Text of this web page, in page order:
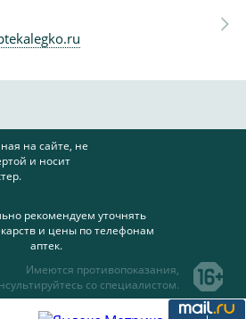
на сайте, не
и носит
рекомендуем уточнять
и цены по телефонам
аптек.
Имеются противопоказания,
со специалистом.